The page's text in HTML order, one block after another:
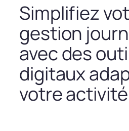
Simplifiez
gestion
avec des
digitaux
votre activité